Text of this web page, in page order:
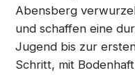
Abensberg
und schaffen eine
Jugend bis zur
Schritt, mit